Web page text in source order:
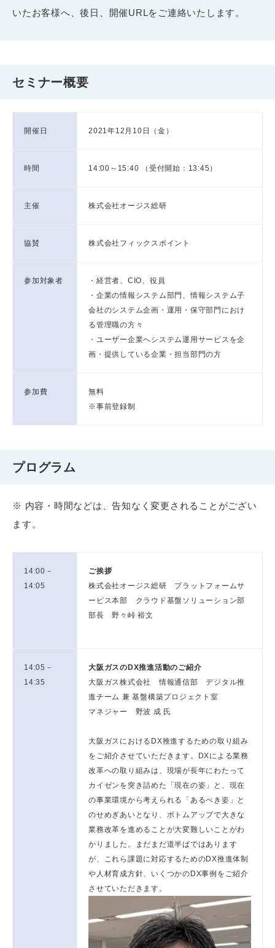
いたお客様へ、後日、開催URLをご連絡いたします。
セミナー概要
開催日 2021年12月10日（金）
時間 14:00～15:40 （受付開始：13:45）
主催 株式会社オージス総研
協賛 株式会社フィックスポイント
参加対象者
・経営者、CIO、役員
・企業の情報システム部門、情報システム子
会社のシステム企画・運用・保守部門におけ
る管理職の方々
・ユーザー企業へシステム運用サービスを企
画・提供している企業・担当部門の方
参加費
無料
※事前登録制
プログラム
※ 内容・時間などは、告知なく変更されることがござい
ます。
14:00－
14:05
ご挨拶
株式会社オージス総研 プラットフォームサ
ービス本部 クラウド基盤ソリューション部
部長 野々峠 裕文
14:05－
14:35
大阪ガスのDX推進活動のご紹介
大阪ガス株式会社 情報通信部 デジタル推
進チーム 兼 基盤構築プロジェクト室
マネジャー 野波 成 氏
大阪ガスにおけるDX推進するための取り組み
をご紹介させていただきます。DXによる業務
改革への取り組みは、現場が長年にわたって
カイゼンを突き詰めた「現在の姿」と、現在
の事業環境から考えられる「あるべき姿」と
のせめぎあいとなり、ボトムアップで大きな
業務改革を進めることが大変難しいことがわ
かりました。まだまだ道半ばではあります
が、これら課題に対応するためのDX推進体制
や人材育成方針、いくつかのDX事例をご紹介
させていただきます。